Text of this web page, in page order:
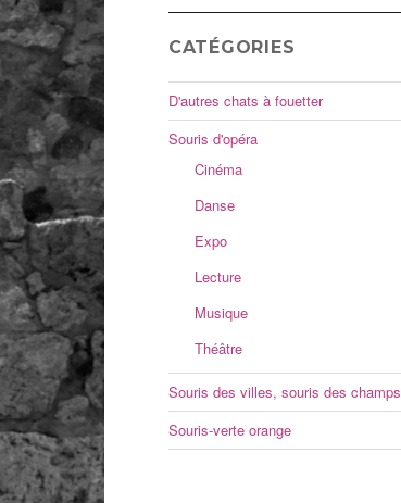
CATÉGORIES
D'autres chats à fouetter
Souris d'opéra
Cinéma
Danse
Expo
Lecture
Musique
Théâtre
Souris des villes, souris des champs
Souris-verte orange